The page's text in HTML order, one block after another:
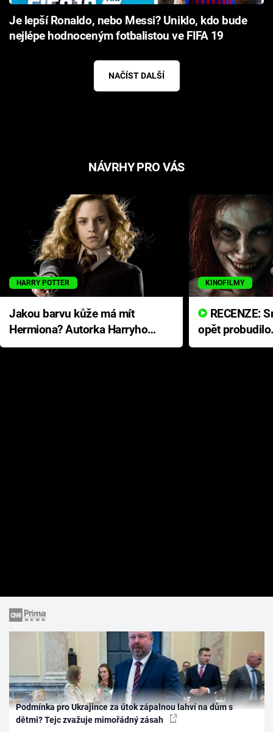
Je lepší Ronaldo, nebo Messi? Uniklo, kdo bude
nejlépe hodnoceným fotbalistou ve FIFA 19
NAČÍST DALŠÍ
NÁVRHY PRO VÁS
HARRY POTTER
Jakou barvu kůže má mít
Hermiona? Autorka Harryho
Pottera přišla s ráznou
KINOFILMY
opět
přichází s
Podmínka pro Ukrajince za útok zápalnou lahví na dům s
dětmi? Tejc zvažuje mimořádný zásah